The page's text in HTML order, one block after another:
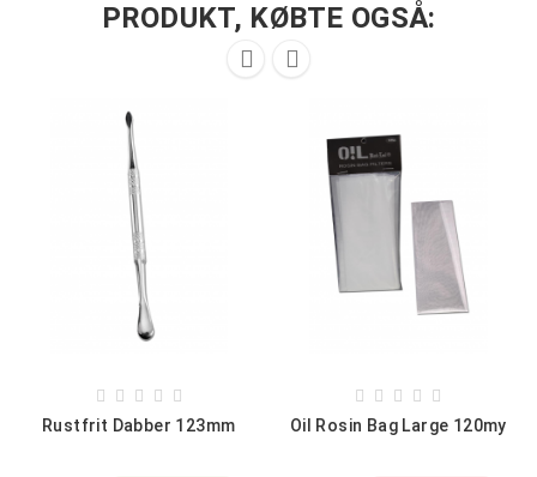
PRODUKT, KØBTE OGSÅ:
 
    
Rustfrit Dabber 123mm
    
Oil Rosin Bag Large 120my